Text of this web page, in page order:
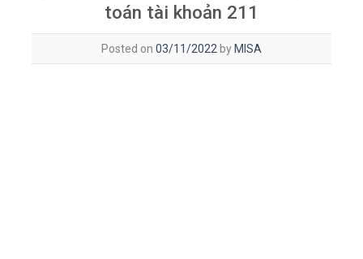
toán tài khoản 211
Posted on 03/11/2022 by MISA